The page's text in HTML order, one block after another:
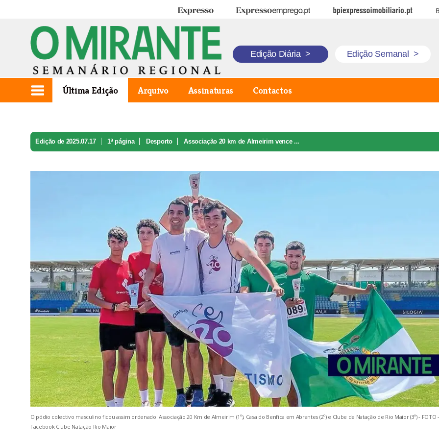
Expresso Expresso Emprego BPI Expresso Imobiliário
Edição Diária > Edição Semanal >
Última Edição Arquivo Assinaturas Contactos
Edição de 2025.07.17 1ª página Desporto Associação 20 km de Almeirim vence ...
O pódio colectivo masculino ficou assim ordenado: Associação 20 Km de Almeirim (1º), Casa do Benfica em Abrantes (2º) e Clube de Natação de Rio Maior (3º) - FOTO
Facebook Clube Natação Rio Maior